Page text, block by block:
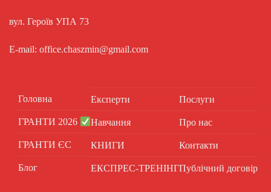
вул. Героїв УПА 73
E-mail: office.chaszmin@gmail.com
Головна
ГРАНТИ 2026
ГРАНТИ ЄС
Блог
Експерти
Навчання
КНИГИ
ЕКСПРЕС-ТРЕНІНГ
Послуги
Про нас
Контакти
Публічний договір